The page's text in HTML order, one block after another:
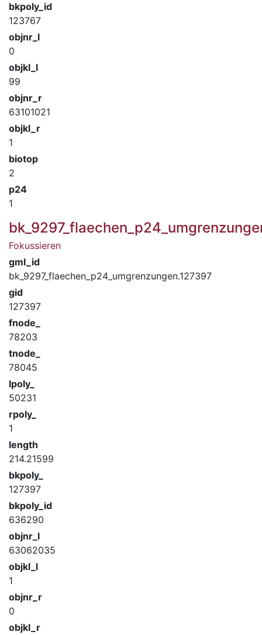
bkpoly_id
123767
objnr_l
0
objkl_l
99
objnr_r
63101021
objkl_r
1
biotop
2
p24
1
Fokussieren
gml_id
bk_9297_flaechen_p24_umgrenzungen.127397
gid
127397
fnode_
78203
tnode_
78045
lpoly_
50231
rpoly_
1
length
214.21599
bkpoly_
127397
bkpoly_id
636290
objnr_l
63062035
objkl_l
1
objnr_r
0
objkl_r